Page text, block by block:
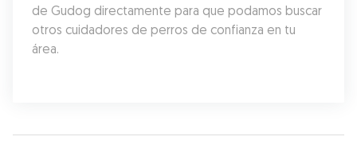
de Gudog directamente para que podamos buscar
otros cuidadores de perros de confianza en tu
área.